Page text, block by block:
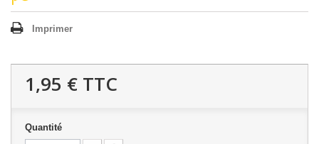
Imprimer
1,95 € TTC
Quantité